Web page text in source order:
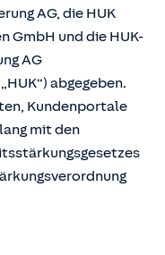
AG, die HUK
GmbH und die HUK-
AG
abgegeben.
Kundenportale
mit den